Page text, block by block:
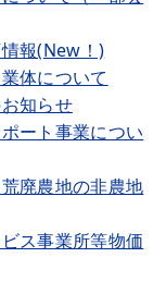
報(New！)
体について
知らせ
ート事業につい
廃農地の非農地
ス事業所等物価